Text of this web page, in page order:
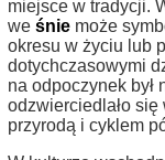
miejsce w tradycji.
we śnie może
okresu w życiu lub
dotychczasowymi
na odpoczynek był
odzwierciedlało się
przyrodą i cyklem